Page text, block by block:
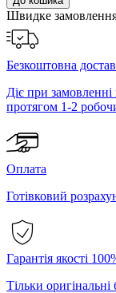
Швидке
Безкоштовна
Діє при
протягом 1-2
Оплата
Готівковий
Гарантія якості
Тільки оригінальні